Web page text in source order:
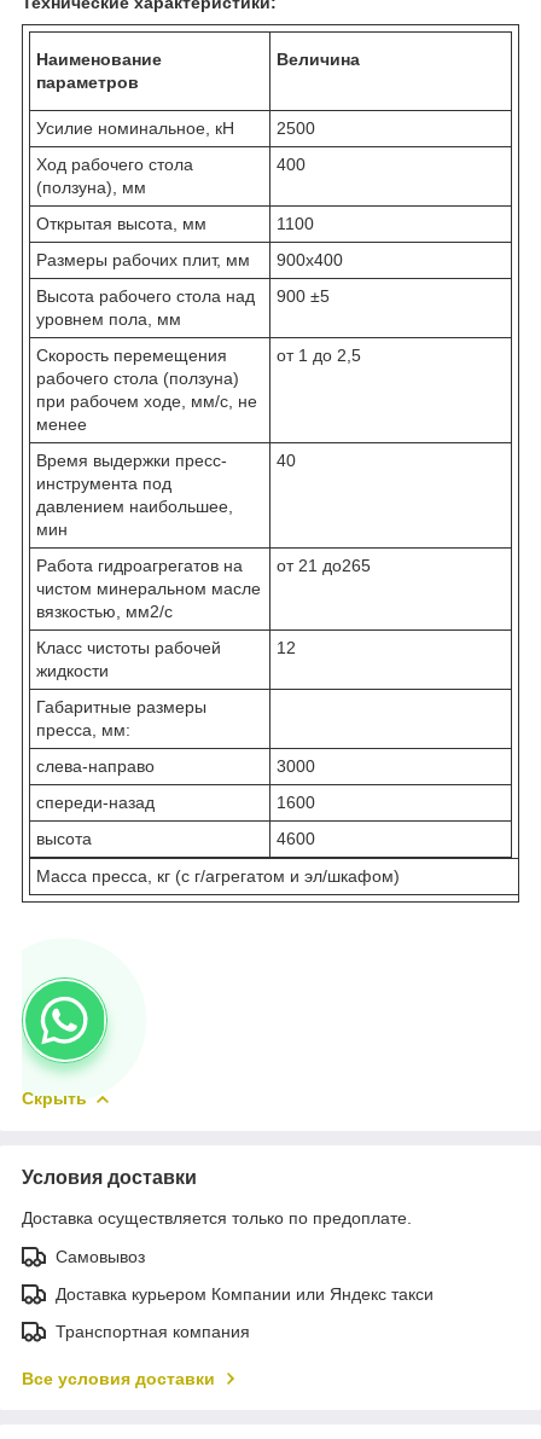
Наименование
параметров
Величина
Усилие номинальное, кН
2500
Ход рабочего стола
(ползуна), мм
400
Открытая высота, мм
1100
Размеры рабочих плит, мм
900х400
Высота рабочего стола над
уровнем пола, мм
900 ±5
Скорость перемещения
рабочего стола (ползуна)
при рабочем ходе, мм/с, не
менее
от 1 до 2,5
Время выдержки пресс-
инструмента под
давлением наибольшее,
мин
40
Работа гидроагрегатов на
чистом минеральном масле
вязкостью, мм2/с
от 21 до265
Класс чистоты рабочей
жидкости
12
Габаритные размеры
пресса, мм:
слева-направо
3000
спереди-назад
1600
высота
4600
Масса пресса, кг (с г/агрегатом и эл/шкафом)
Скрыть
Условия доставки
Доставка осуществляется только по предоплате.
Самовывоз
Доставка курьером Компании или Яндекс такси
Транспортная компания
Все условия доставки